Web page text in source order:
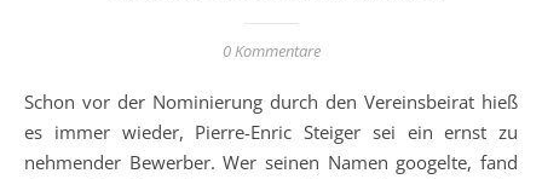
0 Kommentare
Schon vor der Nominierung durch den Vereinsbeirat hieß
es immer wieder, Pierre-Enric Steiger sei ein ernst zu
nehmender Bewerber. Wer seinen Namen googelte, fand